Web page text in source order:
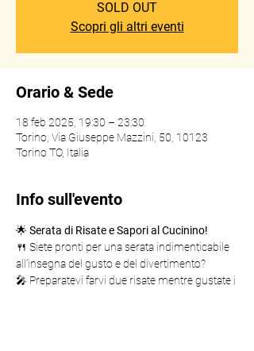
SOLD OUT
Scopri gli altri eventi
Orario & Sede
18 feb 2025, 19:30 – 23:30
Torino, Via Giuseppe Mazzini, 50, 10123
Torino TO, Italia
Info sull'evento
🌟 Serata di Risate e Sapori al Cucinino!
🍴 Siete pronti per una serata indimenticabile
all'insegna del gusto e del divertimento?
🎤 Preparatevi farvi due risate mentre gustate i